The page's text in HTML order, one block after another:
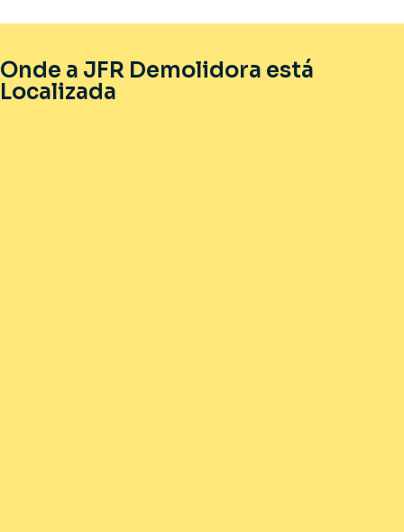
Onde a JFR Demolidora está
Localizada